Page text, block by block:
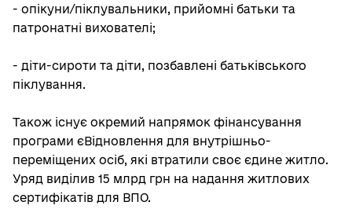
- опікуни/піклувальники, прийомні батьки та
патронатні вихователі;
- діти-сироти та діти, позбавлені батьківського
піклування.
Також існує окремий напрямок фінансування
програми єВідновлення для внутрішньо-
переміщених осіб, які втратили своє єдине житло.
Уряд виділив 15 млрд грн на надання житлових
сертифікатів для ВПО.